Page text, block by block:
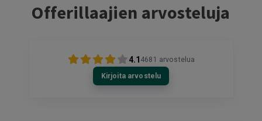
Offerillaajien arvosteluja
4.1 4681 arvostelua
Kirjoita arvostelu